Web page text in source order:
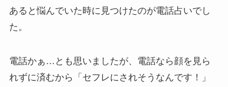
あると悩んでいた時に見つけたのが電話占いでし
た。
電話かぁ…とも思いましたが、電話なら顔を見ら
れずに済むから「セフレにされそうなんです！」